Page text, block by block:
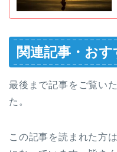
関連記事・お
最後まで記事をご覧い
た。
この記事を読まれた方